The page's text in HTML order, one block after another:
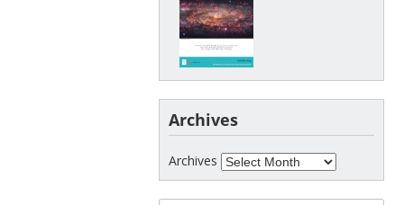
Archives
Archives